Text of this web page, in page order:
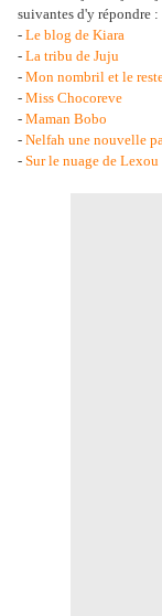
suivantes d'y répondre :
- Le blog de Kiara
- La tribu de Juju
- Mon nombril et le
- Miss Chocoreve
- Maman Bobo
- Nelfah une nouvelle
- Sur le nuage de Lexou